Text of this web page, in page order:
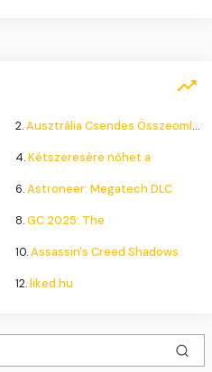
2.Ausztrália Csendes Összeomlása
4.Kétszeresére nőhet a
6.Astroneer: Megatech DLC
8.GC 2025: The
10.Assassin's Creed Shadows
12.liked.hu